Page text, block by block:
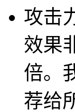
攻击
效果
倍。
荐给